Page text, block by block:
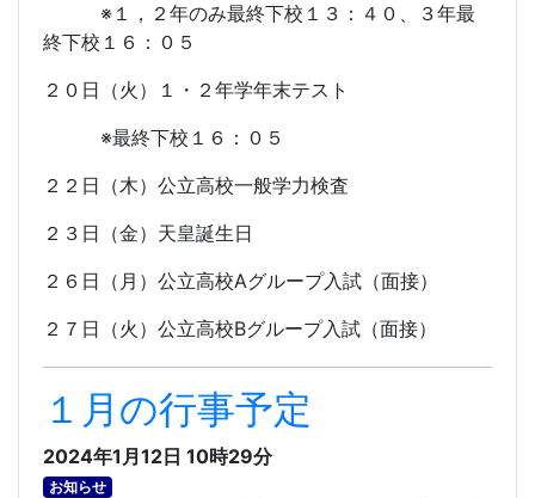
※１，２年のみ最終下校１３：４０、３年最
終下校１６：０５
２０日（火）１・２年学年末テスト
※最終下校１６：０５
２２日（木）公立高校一般学力検査
２３日（金）天皇誕生日
２６日（月）公立高校Aグループ入試（面接）
２７日（火）公立高校Bグループ入試（面接）
１月の行事予定
2024年1月12日 10時29分
お知らせ